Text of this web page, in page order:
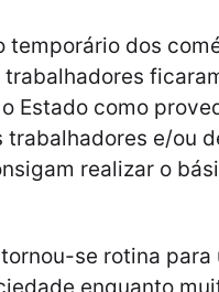
temporário dos
Estado como
trabalhadores e/ou
realizar o
se rotina para